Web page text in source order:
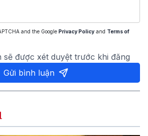
and the Google Privacy Policy and Terms of
sẽ được xét duyệt trước khi đăng
Gửi bình luận